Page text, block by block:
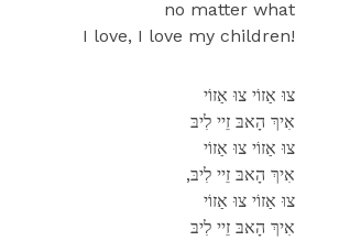
no matter what
I love, I love my children!
צוּ אַזוֹי צוּ אַזוֹי
אִיךְ הָאבּ זֵיי לִיבּ
צוּ אַזוֹי צוּ אַזוֹי
,אִיךְ הָאבּ זֵיי לִיבּ
צוּ אַזוֹי צוּ אַזוֹי
אִיךְ הָאבּ זֵיי לִיבּ